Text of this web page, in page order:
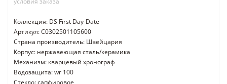
Коллекция: DS First Day-Date
Артикул: C0302501105600
Страна производитель: Швейцария
Корпус: нержавеющая сталь/керамика
Механизм: кварцевый хронограф
Водозащита: wr 100
Стекло: сапфировое